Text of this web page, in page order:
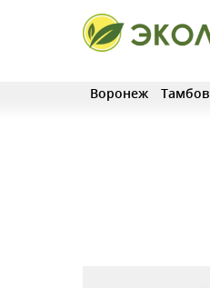
Воронеж Тамбов